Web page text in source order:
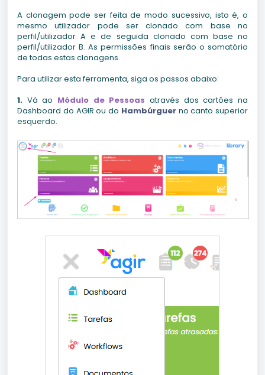
A clonagem pode ser feita de modo sucessivo, isto é, o
mesmo utilizador pode ser clonado com base no
perfil/utilizador A e de seguida clonado com base no
perfil/utilizador B. As permissões finais serão o somatório
de todas estas clonagens.
Para utilizar esta ferramenta, siga os passos abaixo:
1. Vá ao Módulo de Pessoasatravés dos cartões na
Dashboard do AGIR ou do Hambúrguer no canto superior
esquerdo.